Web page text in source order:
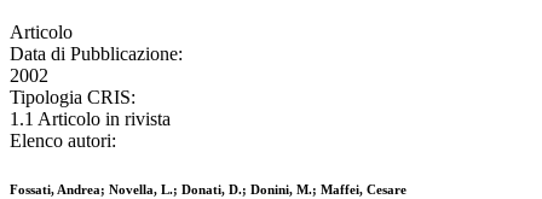
Articolo
Data di Pubblicazione:
2002
Tipologia CRIS:
1.1 Articolo in rivista
Elenco autori:
Fossati, Andrea; Novella, L.; Donati, D.; Donini, M.; Maffei, Cesare